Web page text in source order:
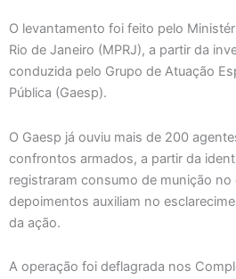
O levantamento foi feito pelo
Rio de Janeiro (MPRJ), a partir da
conduzida pelo Grupo de Atuação
Pública (Gaesp).
O Gaesp já ouviu mais de 200
confrontos armados, a partir da
registraram consumo de munição no
depoimentos auxiliam no
da ação.
A operação foi deflagrada nos